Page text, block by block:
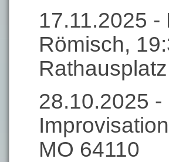
17.11.2025 -
Römisch,
28.10.2025
MO 64110